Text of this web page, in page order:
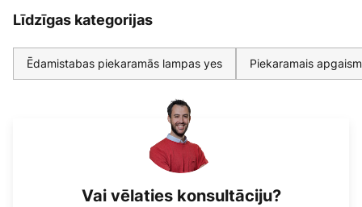
Līdzīgas kategorijas
Ēdamistabas piekaramās lampas yes Piekaramais
Vai vēlaties konsultāciju?